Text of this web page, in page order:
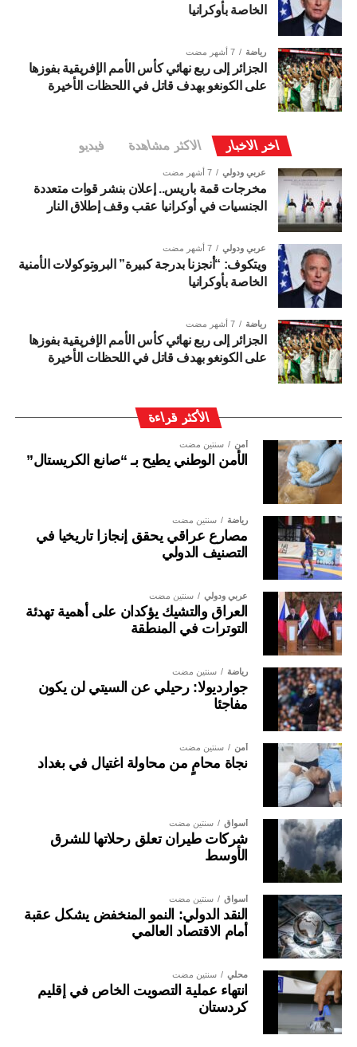
الخاصة بأوكرانيا
رياضة 7 أشهر مضت
الجزائر إلى ربع نهائي كأس الأمم الإفريقية بفوزها
على الكونغو بهدف قاتل في اللحظات الأخيرة
اخر الاخبار الاكثر مشاهدة فيديو
عربي ودولي 7 أشهر مضت
مخرجات قمة باريس.. إعلان بنشر قوات متعددة
الجنسيات في أوكرانيا عقب وقف إطلاق النار
عربي ودولي 7 أشهر مضت
ويتكوف: “أنجزنا بدرجة كبيرة” البروتوكولات الأمنية
الخاصة بأوكرانيا
رياضة 7 أشهر مضت
الجزائر إلى ربع نهائي كأس الأمم الإفريقية بفوزها
على الكونغو بهدف قاتل في اللحظات الأخيرة
الأكثر قراءة
أمن سنتين مضت
الأمن الوطني يطيح بـ “صانع الكريستال”
رياضة سنتين مضت
مصارع عراقي يحقق إنجازا تاريخيا في
التصنيف الدولي
عربي ودولي سنتين مضت
العراق والتشيك يؤكدان على أهمية تهدئة
التوترات في المنطقة
رياضة سنتين مضت
جوارديولا: رحيلي عن السيتي لن يكون
مفاجئا
أمن سنتين مضت
نجاة محامٍ من محاولة اغتيال في بغداد
أسواق سنتين مضت
شركات طيران تعلق رحلاتها للشرق
الأوسط
أسواق سنتين مضت
النقد الدولي: النمو المنخفض يشكل عقبة
أمام الاقتصاد العالمي
محلي سنتين مضت
انتهاء عملية التصويت الخاص في إقليم
كردستان